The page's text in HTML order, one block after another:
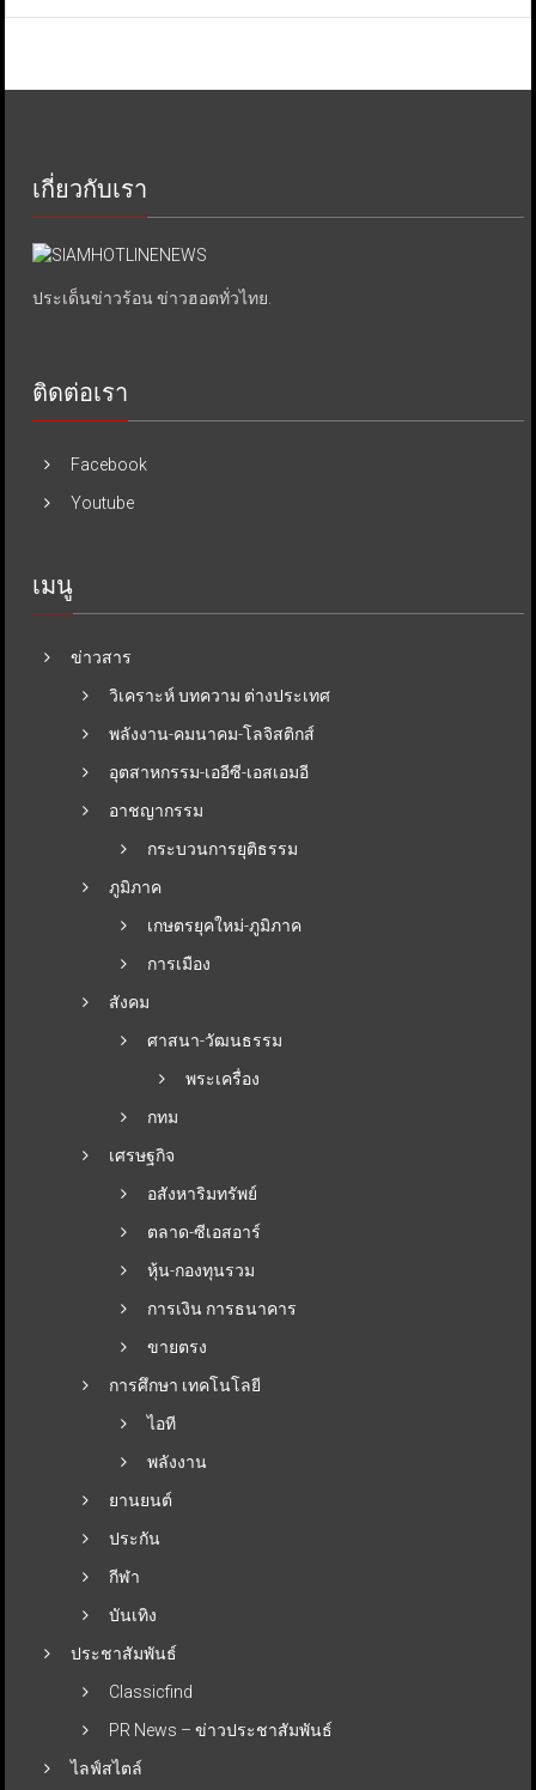
เกี่ยวกับเรา
ประเด็นข่าวร้อน ข่าวฮอตทั่วไทย.
ติดต่อเรา
Facebook
Youtube
เมนู
ข่าวสาร
วิเคราะห์ บทความ ต่างประเทศ
พลังงาน-คมนาคม-โลจิสติกส์
อุตสาหกรรม-เออีซี-เอสเอมอี
อาชญากรรม
กระบวนการยุติธรรม
ภูมิภาค
เกษตรยุคใหม่-ภูมิภาค
การเมือง
สังคม
ศาสนา-วัฒนธรรม
พระเครื่อง
กทม
เศรษฐกิจ
อสังหาริมทรัพย์
ตลาด-ซีเอสอาร์
หุ้น-กองทุนรวม
การเงิน การธนาคาร
ขายตรง
การศึกษา เทคโนโลยี
ไอที
พลังงาน
ยานยนต์
ประกัน
กีฬา
บันเทิง
ประชาสัมพันธ์
Classicfind
PR News – ข่าวประชาสัมพันธ์
ไลฟ์สไตล์